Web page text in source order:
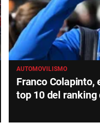
AUTOMOVILISMO
Franco Colapinto,
top 10 del ranking